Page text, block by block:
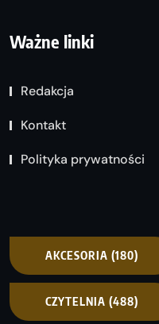
Ważne linki
Redakcja
Kontakt
Polityka prywatności
AKCESORIA (180)
CZYTELNIA (488)